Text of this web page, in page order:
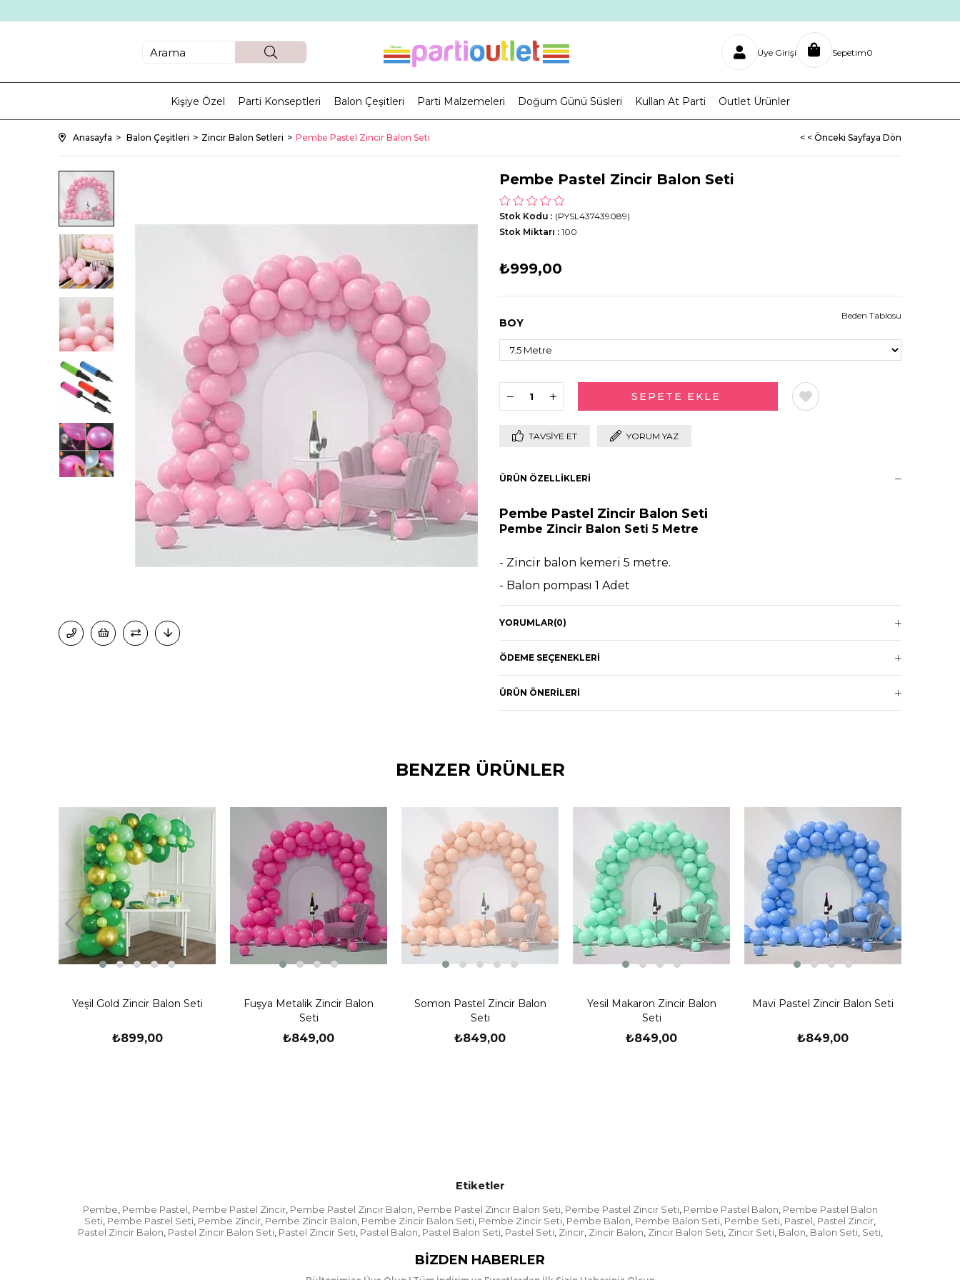
Üye Girişi Sepetim0
Kişiye Özel Parti Konseptleri Balon Çeşitleri Parti Malzemeleri Doğum Günü Süsleri Kullan At Parti Outlet Ürünler
Anasayfa Balon Çeşitleri Zincir Balon Setleri Pembe Pastel Zincir Balon Seti < < Önceki Sayfaya Dön
Pembe Pastel Zincir Balon Seti
(PYSL437439089)
Stok Kodu
Stok Miktarı : 100
₺999,00
BOY
Beden Tablosu
TAVSIYE ET YORUM YAZ
ÜRÜN ÖZELLIKLERI
Pembe Pastel Zincir Balon Seti
Pembe Zincir Balon Seti 5 Metre
- Zincir balon kemeri 5 metre.
- Balon pompası 1 Adet
- 100 Adet Pembe pastel balon
- Toplam 100 adet balon gönderilmektedir.
Pembe Zincir Balon Seti 7,5 Metre
- Toplam 150 adet balon gönderilmektedir.
- 10 Metre zincir balon kemeri
- Balon pompası 1 Adet
- 200 Adet Pembe pastel balon
- Toplam 200 adet balon gönderilmektedir.
Zincir Balon Aparatı Nasıl Kullanılır ?
Zincir Balon
Günlük hayatımızda özel günlerde kullanılan dekoratif ürünler
düğünde, nişanda ve doğum günlünde son derece şık ve gösterişli
YORUMLAR(0)
ÖDEME SEÇENEKLERI
ÜRÜN ÖNERILERI
BENZER ÜRÜNLER
Yeşil Gold Zincir Balon Seti
₺899,00
Fuşya Metalik Zincir Balon
Seti
₺849,00
Somon Pastel Zincir Balon
Seti
₺849,00
Yesil Makaron Zincir Balon
Seti
₺849,00
Mavi Pastel Zincir Balon Seti
₺849,00
Etiketler
Pembe, Pembe Pastel, Pembe Pastel Zincir, Pembe Pastel Zincir Balon, Pembe Pastel Zincir Balon Seti, Pembe Pastel Zincir Seti, Pembe Pastel Balon, Pembe Pastel Balon
Seti, Pembe Pastel Seti, Pembe Zincir, Pembe Zincir Balon, Pembe Zincir Balon Seti, Pembe Zincir Seti, Pembe Balon, Pembe Balon Seti, Pembe Seti, Pastel, Pastel Zincir,
Pastel Zincir Balon, Pastel Zincir Balon Seti, Pastel Zincir Seti, Pastel Balon, Pastel Balon Seti, Pastel Seti, Zincir, Zincir Balon, Zincir Balon Seti, Zincir Seti, Balon, Balon Seti, Seti,
BIZDEN HABERLER